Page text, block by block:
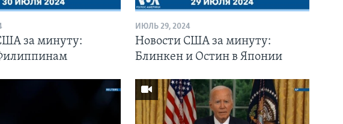
за минуту:
ИЮЛЬ 29, 2024
Новости США за минуту:
Блинкен и Остин в Японии